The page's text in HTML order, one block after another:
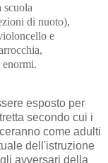
scuola
di nuoto),
e
enormi.
esposto per
secondo cui i
come adulti
dell'istruzione
avversari della